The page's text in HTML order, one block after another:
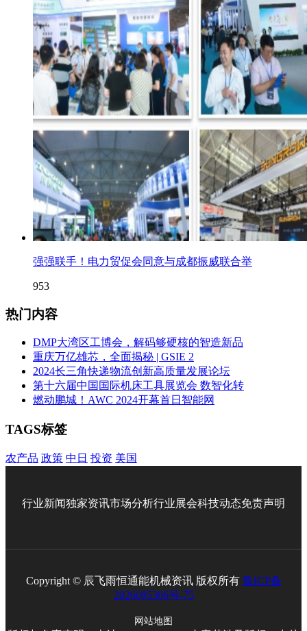
强强联手！电力贸促会同意与成都振威联合举
953
热门内容
DMP大湾区工博会，解码够硬核的智造新品
重庆万亿雄芯，全面揭秘 | GSIE 2
2024长三角快递物流创新高质量发展论坛
第十六届中国国际机床工具展览会 数智化转
燃动鹏城！AWC 2024开幕首日智能网
TAGS标签
农产品 政策 中日 投资 美国
行业新闻独家资讯市场分析行业展会科技动态免责声明
Copyright © 辰飞雨恒通能机械资讯 版权所有 鲁ICP备
2026005306号-75
网站地图